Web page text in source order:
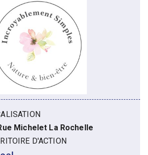
Michelet La Rochelle
D'ACTION